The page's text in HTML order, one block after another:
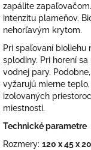
zapálite
intenzitu plameňov.
nehorľavým krytom.
Pri spaľovaní bioliehu
splodiny. Pri horení
vodnej pary.
vyžarujú mierne
izolovaných
miestnosti.
Technické parametre
Rozmery: 120 x 45 x